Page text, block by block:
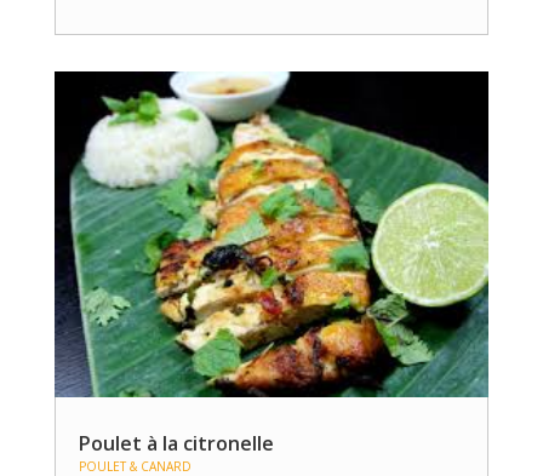
Poulet à la citronelle
POULET & CANARD